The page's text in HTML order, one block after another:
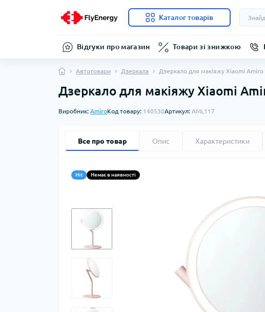
Каталог товарів
Відгуки про магазин Товари зі знижкою
Автотовари Дзеркала Дзеркало для макіяжу Xiaomi
Дзеркало для макіяжу Xiaomi
Виробник: AmiroКод товару: 140530Артикул: AML117
Все про товар Опис Характеристики
Hit Немає в наявності